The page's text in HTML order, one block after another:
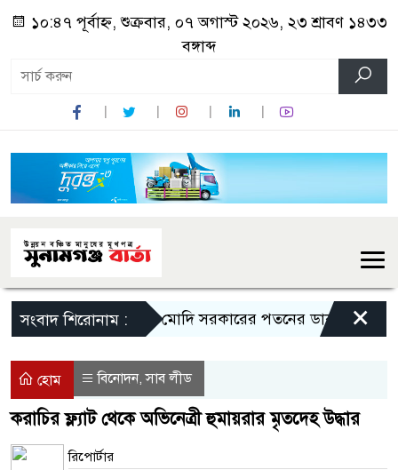
১০:৪৭ পূর্বাহ্ন, শুক্রবার, ০৭ অগাস্ট ২০২৬, ২৩ শ্রাবণ ১৪৩৩
বঙ্গাব্দ
সংবাদ শিরোনাম : মোদি সরকারের পতনের ডাক রাহুল×
হোম বিনোদন,সাব লীড
করাচির ফ্ল্যাট থেকে অভিনেত্রী হুমায়রার মৃতদেহ উদ্ধার
রিপোর্টার